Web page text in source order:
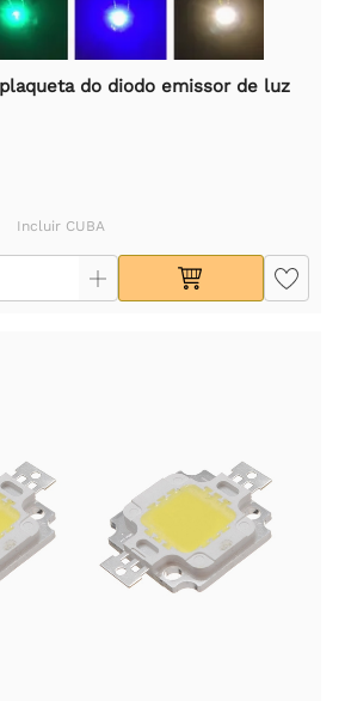
do diodo emissor de luz
Incluir CUBA